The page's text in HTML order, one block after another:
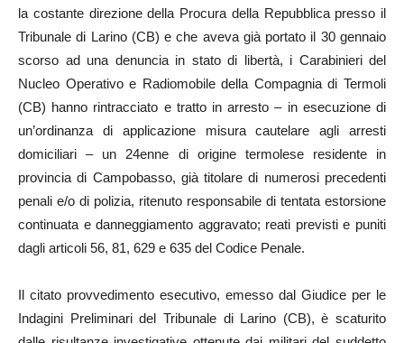
la costante direzione della Procura della Repubblica presso il
Tribunale di Larino (CB) e che aveva già portato il 30 gennaio
scorso ad una denuncia in stato di libertà, i Carabinieri del
Nucleo Operativo e Radiomobile della Compagnia di Termoli
(CB) hanno rintracciato e tratto in arresto – in esecuzione di
un’ordinanza di applicazione misura cautelare agli arresti
domiciliari – un 24enne di origine termolese residente in
provincia di Campobasso, già titolare di numerosi precedenti
penali e/o di polizia, ritenuto responsabile di tentata estorsione
continuata e danneggiamento aggravato; reati previsti e puniti
dagli articoli 56, 81, 629 e 635 del Codice Penale.
Il citato provvedimento esecutivo, emesso dal Giudice per le
Indagini Preliminari del Tribunale di Larino (CB), è scaturito